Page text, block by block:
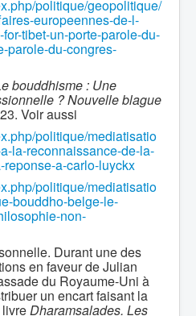
politique/geopolitique/
europeennes-de-l-
tibet-un-porte-parole-du-
parole-du-congres-
bouddhisme : Une
? Nouvelle blague
Voir aussi
politique/mediatisatio
la-reconnaissance-de-la-
a-carlo-luyckx
politique/mediatisatio
bouddho-belge-le-
non-
Durant une des
en faveur de Julian
du Royaume-Uni à
un encart faisant la
Dharamsalades. Les